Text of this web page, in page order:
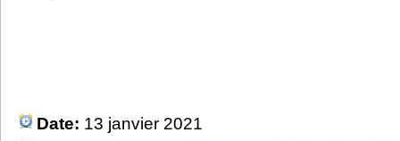
Date: 13 janvier 2021